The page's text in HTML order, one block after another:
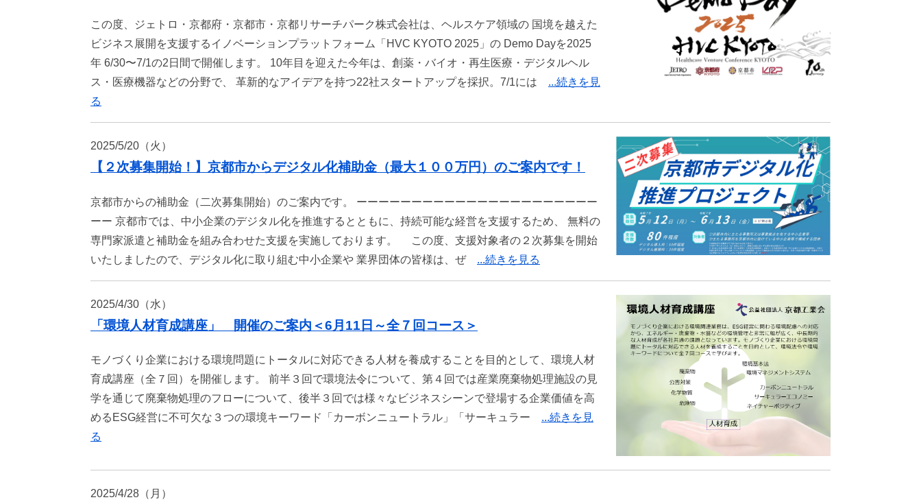
この度、ジェトロ・京都府・京都市・京都リサーチパーク株式会社は、ヘルスケア領域の 国境を越えた
ビジネス展開を支援するイノベーションプラットフォーム「HVC KYOTO 2025」の Demo Dayを2025
年 6/30〜7/1の2日間で開催します。 10年目を迎えた今年は、創薬・バイオ・再生医療・デジタルヘル
ス・医療機器などの分野で、 革新的なアイデアを持つ22社スタートアップを採択。7/1には ...続きを見
る
2025/5/20（火）
【２次募集開始！】京都市からデジタル化補助金（最大１００万円）のご案内です！
京都市からの補助金（二次募集開始）のご案内です。 ーーーーーーーーーーーーーーーーーーーーーー
ーー 京都市では、中小企業のデジタル化を推進するとともに、持続可能な経営を支援するため、 無料の
専門家派遣と補助金を組み合わせた支援を実施しております。 この度、支援対象者の２次募集を開始
いたしましたので、デジタル化に取り組む中小企業や 業界団体の皆様は、ぜ ...続きを見る
2025/4/30（水）
「環境人材育成講座」 開催のご案内＜6月11日～全７回コース＞
モノづくり企業における環境問題にトータルに対応できる人材を養成することを目的として、環境人材
育成講座（全７回）を開催します。 前半３回で環境法令について、第４回では産業廃棄物処理施設の見
学を通じて廃棄物処理のフローについて、後半３回では様々なビジネスシーンで登場する企業価値を高
めるESG経営に不可欠な３つの環境キーワード「カーボンニュートラル」「サーキュラー ...続きを見
る
2025/4/28（月）